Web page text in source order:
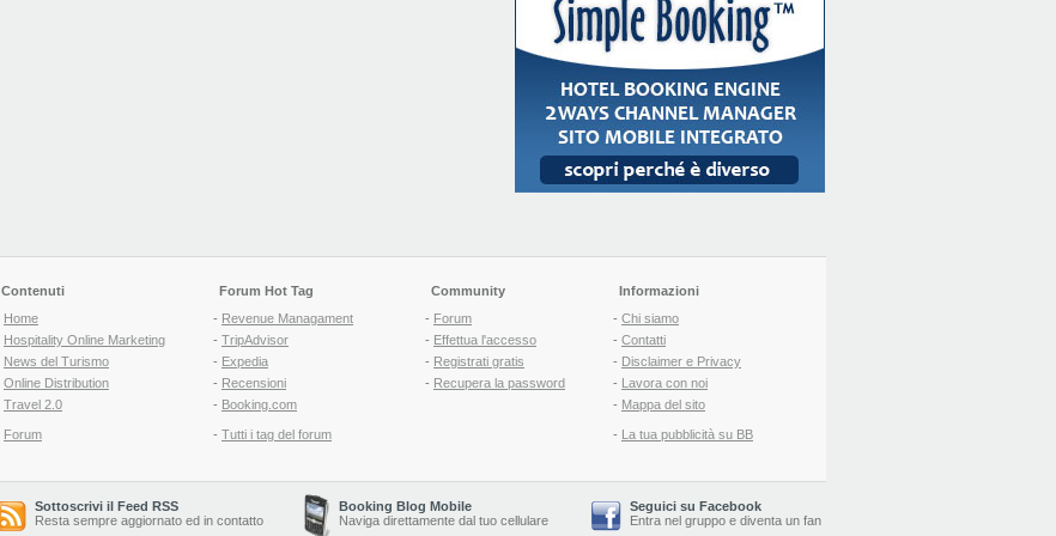
Contenuti
Home
Hospitality Online Marketing
News del Turismo
Online Distribution
Travel 2.0
Forum
Forum Hot Tag
- Revenue Managament
- TripAdvisor
- Expedia
- Recensioni
- Booking.com
- Tutti i tag del forum
Community
- Forum
- Effettua l'accesso
- Registrati gratis
- Recupera la password
Informazioni
- Chi siamo
- Contatti
- Disclaimer e Privacy
- Lavora con noi
- Mappa del sito
- La tua pubblicità su BB
Sottoscrivi il Feed RSS
Resta sempre aggiornato ed in contatto
Booking Blog Mobile
Naviga direttamente dal tuo cellulare
Seguici su Facebook
Entra nel gruppo e diventa un fan